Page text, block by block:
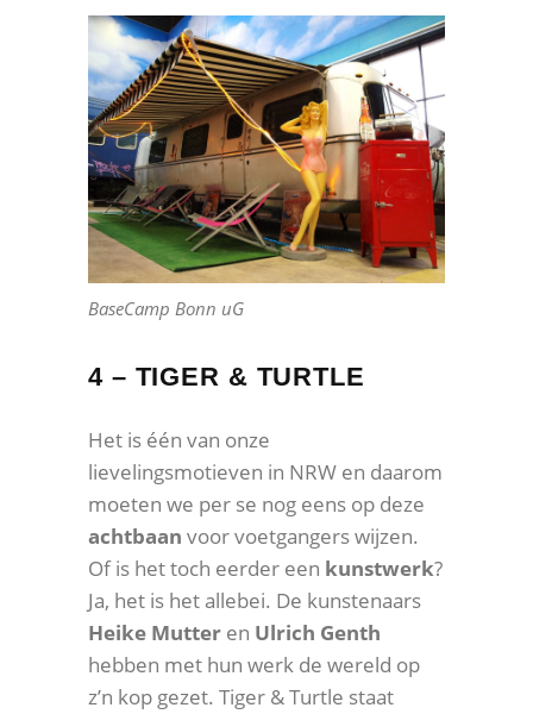
BaseCamp Bonn uG
4 – TIGER & TURTLE
Het is één van onze
lievelingsmotieven in NRW en daarom
moeten we per se nog eens op deze
achtbaan voor voetgangers wijzen.
Of is het toch eerder een kunstwerk?
Ja, het is het allebei. De kunstenaars
Heike Mutter en Ulrich Genth
hebben met hun werk de wereld op
z’n kop gezet. Tiger & Turtle staat